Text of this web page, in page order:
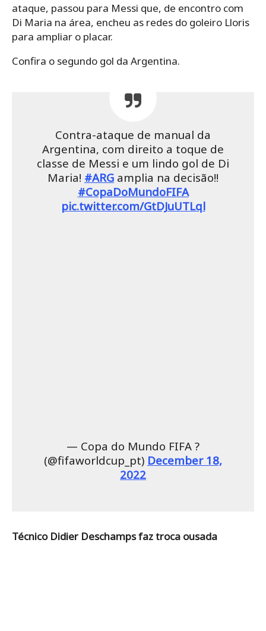
ataque, passou para Messi que, de encontro com
Di Maria na área, encheu as redes do goleiro Lloris
para ampliar o placar.
Confira o segundo gol da Argentina.
Contra-ataque de manual da
Argentina, com direito a toque de
classe de Messi e um lindo gol de Di
Maria! #ARG amplia na decisão!!
#CopaDoMundoFIFA
pic.twitter.com/GtDJuUTLql
— Copa do Mundo FIFA ?
(@fifaworldcup_pt) December 18,
2022
Técnico Didier Deschamps faz troca ousada